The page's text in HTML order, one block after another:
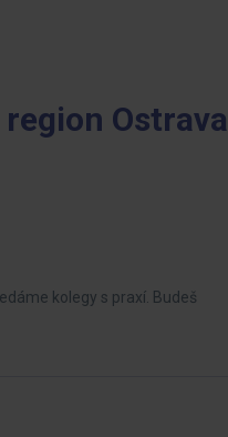
Ostrava
kolegy s praxí. Budeš